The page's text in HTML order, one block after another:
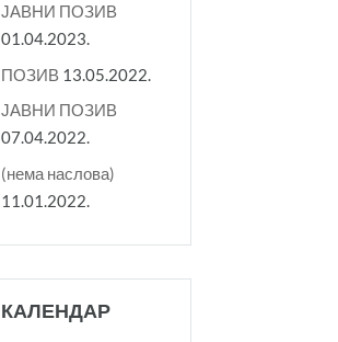
ЈАВНИ ПОЗИВ
01.04.2023.
ПОЗИВ 13.05.2022.
ЈАВНИ ПОЗИВ
07.04.2022.
(нема наслова)
11.01.2022.
КАЛЕНДАР